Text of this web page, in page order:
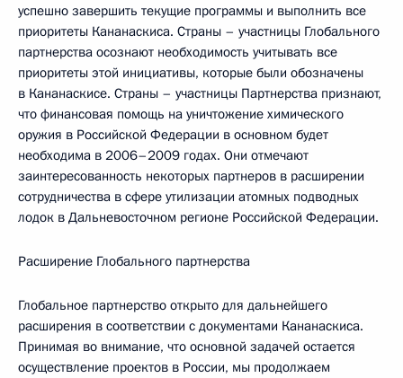
успешно завершить текущие программы и выполнить все
приоритеты Кананаскиса. Страны – участницы Глобального
партнерства осознают необходимость учитывать все
приоритеты этой инициативы, которые были обозначены
в Кананаскисе. Страны – участницы Партнерства признают,
что финансовая помощь на уничтожение химического
оружия в Российской Федерации в основном будет
необходима в 2006–2009 годах. Они отмечают
заинтересованность некоторых партнеров в расширении
сотрудничества в сфере утилизации атомных подводных
лодок в Дальневосточном регионе Российской Федерации.
Расширение Глобального партнерства
Глобальное партнерство открыто для дальнейшего
расширения в соответствии с документами Кананаскиса.
Принимая во внимание, что основной задачей остается
осуществление проектов в России, мы продолжаем